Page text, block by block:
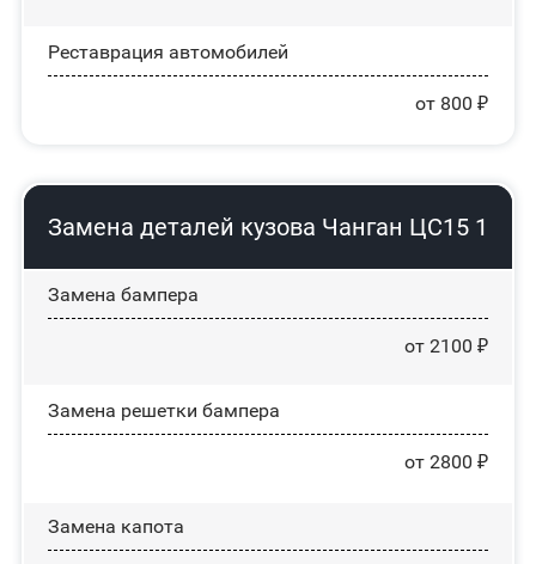
Реставрация автомобилей
от 800 ₽
Замена деталей кузова Чанган ЦС15 1
Замена бампера
от 2100 ₽
Замена решетки бампера
от 2800 ₽
Замена капота